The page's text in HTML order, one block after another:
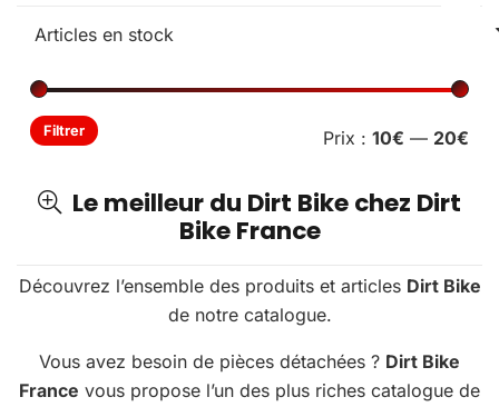
Filtrer Prix : 10€ — 20€
Le meilleur du Dirt Bike chez Dirt
Bike France
Découvrez l’ensemble des produits et articles Dirt Bike
de notre catalogue.
Vous avez besoin de pièces détachées ? Dirt Bike
France vous propose l’un des plus riches catalogue de